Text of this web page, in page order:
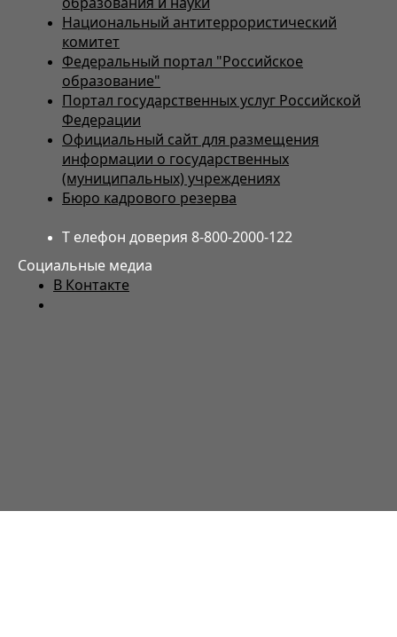
Национальный антитеррористический
комитет
Федеральный портал "Российское
образование"
Портал государственных услуг Российской
Федерации
Официальный сайт для размещения
информации о государственных
(муниципальных) учреждениях
Бюро кадрового резерва
Т елефон доверия 8-800-2000-122
Социальные медиа
В Контакте